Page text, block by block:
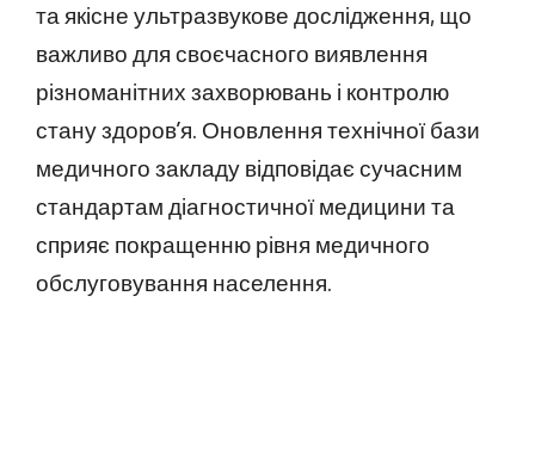
та якісне ультразвукове дослідження, що
важливо для своєчасного виявлення
різноманітних захворювань і контролю
стану здоров’я. Оновлення технічної бази
медичного закладу відповідає сучасним
стандартам діагностичної медицини та
сприяє покращенню рівня медичного
обслуговування населення.